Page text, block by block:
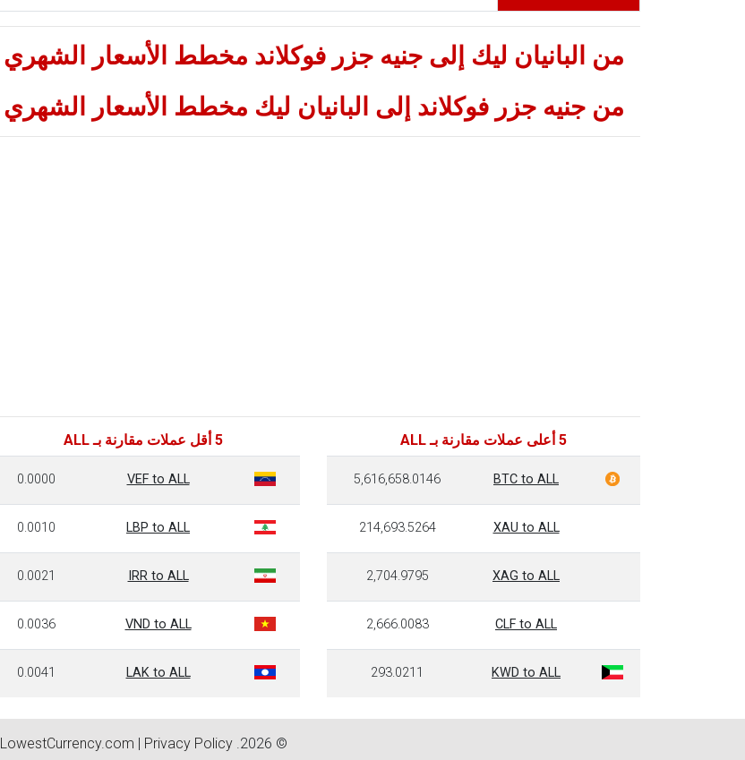
من البانيان ليك إلى جنيه جزر فوكلاند مخطط الأسعار الشهري
من جنيه جزر فوكلاند إلى البانيان ليك مخطط الأسعار الشهري
5 أعلى عملات مقارنة بـ ALL
BTC to ALL
5,616,658.0146
XAU to ALL
214,693.5264
XAG to ALL
2,704.9795
CLF to ALL
2,666.0083
KWD to ALL
293.0211
5 أقل عملات مقارنة بـ ALL
VEF to ALL
0.0000
LBP to ALL
0.0010
IRR to ALL
0.0021
VND to ALL
0.0036
LAK to ALL
0.0041
© 2026.
LowestCurrency.com | Privacy Policy